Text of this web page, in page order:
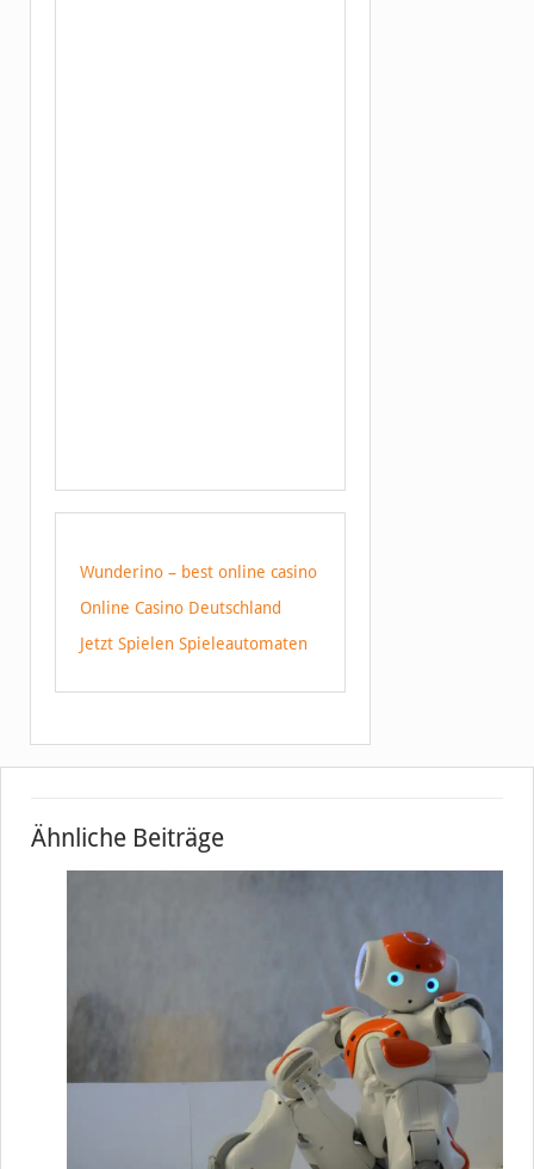
Wunderino – best online casino
Online Casino Deutschland
Jetzt Spielen Spieleautomaten
Ähnliche Beiträge